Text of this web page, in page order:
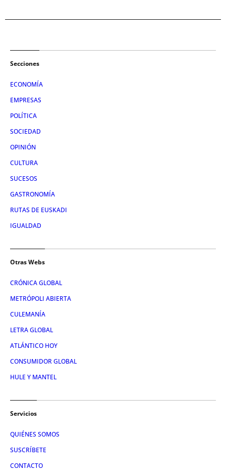
Secciones
ECONOMÍA
EMPRESAS
POLÍTICA
SOCIEDAD
OPINIÓN
CULTURA
SUCESOS
GASTRONOMÍA
RUTAS DE EUSKADI
IGUALDAD
Otras Webs
CRÓNICA GLOBAL
METRÓPOLI ABIERTA
CULEMANÍA
LETRA GLOBAL
ATLÁNTICO HOY
CONSUMIDOR GLOBAL
HULE Y MANTEL
Servicios
QUIÉNES SOMOS
SUSCRÍBETE
CONTACTO